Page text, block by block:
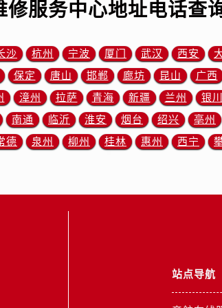
约）
预约）
预约）
前预约）
约）
务中心（需提前预约）
室帝舵售后服务中心（需提前预约）
中心（需提前预约）
（需提前预约）
修帝舵售后服务中心（需提前预约）
修服务中心地址电话查
沙 杭州 宁波 厦门 武汉 西安
保定 唐山 邯郸 廊坊 昆山 广西
漳州 拉萨 青海 新疆 兰州 银川
南通 临沂 淮安 烟台 绍兴 亳州
德 泉州 柳州 桂林 惠州 西宁
站点导航